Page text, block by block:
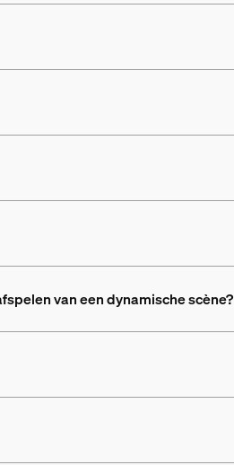
van een dynamische scène?